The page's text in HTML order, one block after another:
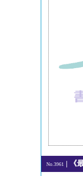
No.3961 | 《